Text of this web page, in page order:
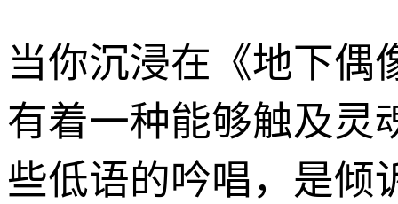
当你沉浸在《地下偶
有着一种能够触及灵
些低语的吟唱，是倾